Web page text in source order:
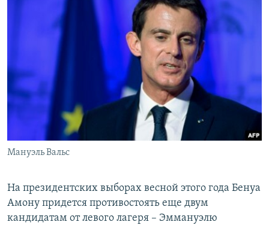
Мануэль Вальс
На президентских выборах весной этого года Бенуа
Амону придется противостоять еще двум
кандидатам от левого лагеря – Эммануэлю